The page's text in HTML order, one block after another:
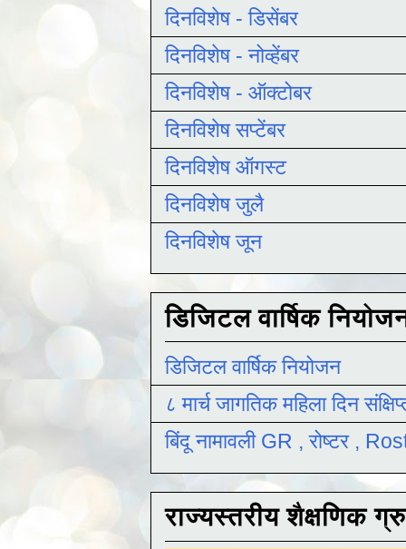
दिनविशेष - डिसेंबर
दिनविशेष - नोव्हेंबर
दिनविशेष - ऑक्टोबर
दिनविशेष सप्टेंबर
दिनविशेष ऑगस्ट
दिनविशेष जुलै
दिनविशेष जून
डिजिटल वार्षिक
डिजिटल वार्षिक नियोजन
८ मार्च जागतिक महिला दिन
बिंदू नामावली GR , रोष्टर ,
राज्यस्तरीय शैक्षणिक